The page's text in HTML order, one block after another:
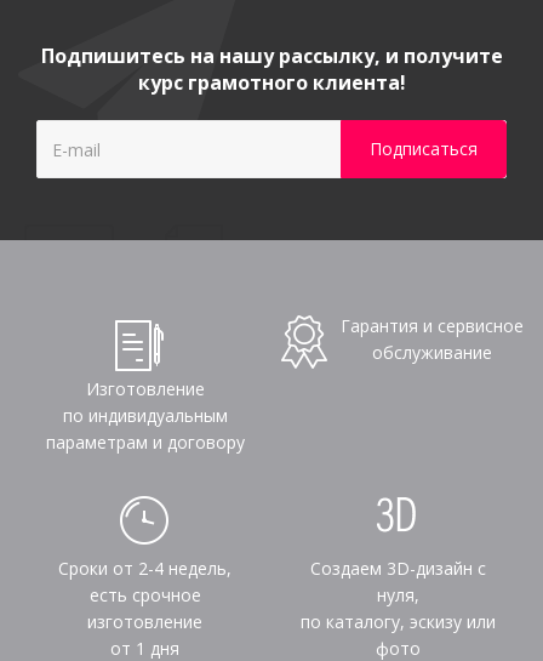
Подпишитесь на нашу рассылку, и получите
курс грамотного клиента!
Изготовление
по индивидуальным
параметрам и договору
Гарантия и сервисное
обслуживание
Сроки от 2-4 недель,
есть срочное
изготовление
от 1 дня
Создаем 3D-дизайн с
нуля,
по каталогу, эскизу или
фото